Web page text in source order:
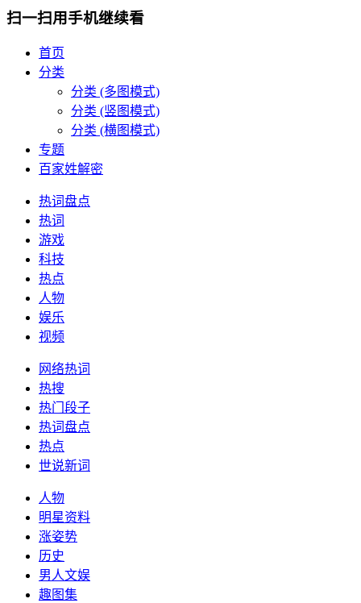
扫一扫用手机继续看
首页
分类
分类 (多图模式)
分类 (竖图模式)
分类 (横图模式)
专题
百家姓解密
热词盘点
热词
游戏
科技
热点
人物
娱乐
视频
网络热词
热搜
热门段子
热词盘点
热点
世说新词
人物
明星资料
涨姿势
历史
男人文娱
趣图集